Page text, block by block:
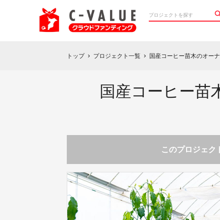
トップ chevron_right プロジェクト一覧 chevron_right 国産コーヒー苗木のオー
国産コーヒー苗
このプロジェク